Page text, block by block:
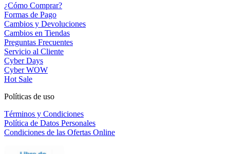
¿Cómo Comprar?
Formas de Pago
Cambios y Devoluciones
Cambios en Tiendas
Preguntas Frecuentes
Servicio al Cliente
Cyber Days
Cyber WOW
Hot Sale
Políticas de uso
Términos y Condiciones
Política de Datos Personales
Condiciones de las Ofertas Online